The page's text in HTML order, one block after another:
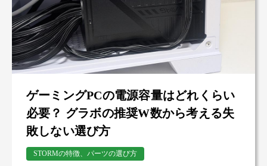
ゲーミングPCの電源容量はどれくらい
必要？ グラボの推奨W数から考える失
敗しない選び方
STORMの特徴、パーツの選び方